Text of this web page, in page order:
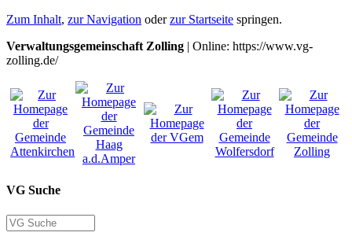
Zum Inhalt, zur Navigation oderzur Startseite springen.
Verwaltungsgemeinschaft Zolling | Online: https://www.vg-
zolling.de/
VG Suche